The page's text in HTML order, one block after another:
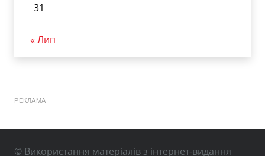
31
« Лип
РЕКЛАМА
© Використання матеріалів з інтернет-видання